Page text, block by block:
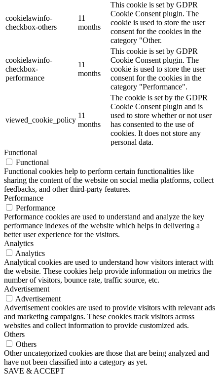
cookielawinfo-
checkbox-others
11
months
This cookie is set by GDPR
Cookie Consent plugin. The
cookie is used to store the user
consent for the cookies in the
category "Other.
cookielawinfo-
checkbox-
performance
11
months
This cookie is set by GDPR
Cookie Consent plugin. The
cookie is used to store the user
consent for the cookies in the
category "Performance".
viewed_cookie_policy
11
months
The cookie is set by the GDPR
Cookie Consent plugin and is
used to store whether or not user
has consented to the use of
cookies. It does not store any
personal data.
Functional
Functional
Functional cookies help to perform certain functionalities like
sharing the content of the website on social media platforms, collect
feedbacks, and other third-party features.
Performance
Performance
Performance cookies are used to understand and analyze the key
performance indexes of the website which helps in delivering a
better user experience for the visitors.
Analytics
Analytics
Analytical cookies are used to understand how visitors interact with
the website. These cookies help provide information on metrics the
number of visitors, bounce rate, traffic source, etc.
Advertisement
Advertisement
Advertisement cookies are used to provide visitors with relevant ads
and marketing campaigns. These cookies track visitors across
websites and collect information to provide customized ads.
Others
Others
Other uncategorized cookies are those that are being analyzed and
have not been classified into a category as yet.
SAVE & ACCEPT